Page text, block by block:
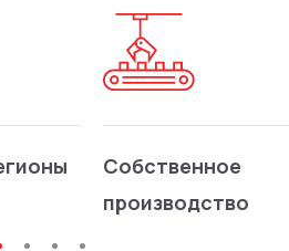
Собственное
производство